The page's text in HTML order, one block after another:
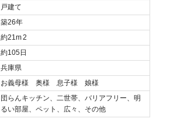
戸建て
築26年
約21m2
約105日
兵庫県
お義母様 奥様 息子様 娘様
団らんキッチン、二世帯、バリアフリー、明
るい部屋、ペット、広々、その他